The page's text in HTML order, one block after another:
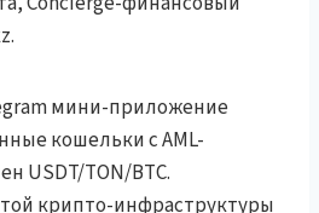
мини-приложение
кошельки с AML-
USDT/TON/BTC.
крипто-инфраструктуры